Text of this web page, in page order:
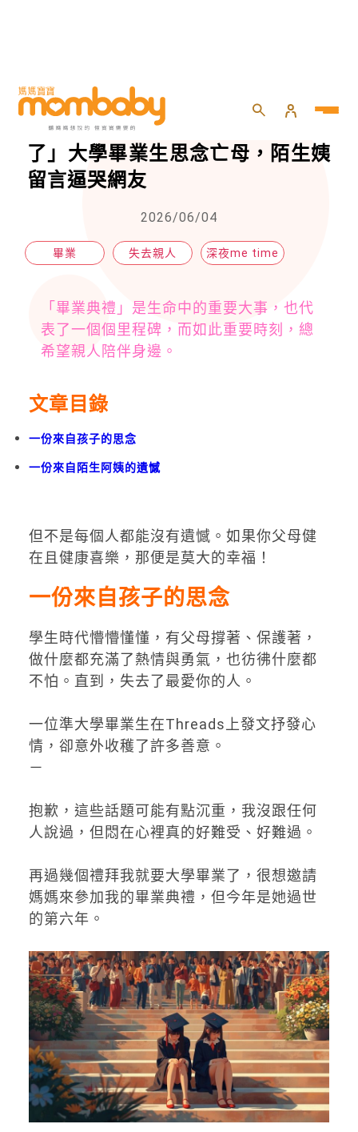
HOME momself
「媽媽不會再參與我的人生大事
了」大學畢業生思念亡母，陌生姨
留言逼哭網友
2026/06/04
畢業 失去親人 深夜me time
「畢業典禮」是生命中的重要大事，也代
表了一個個里程碑，而如此重要時刻，總
希望親人陪伴身邊。
文章目錄
一份來自孩子的思念
一份來自陌生阿姨的遺憾
但不是每個人都能沒有遺憾。如果你父母健
在且健康喜樂，那便是莫大的幸福！
一份來自孩子的思念
學生時代懵懵懂懂，有父母撐著、保護著，
做什麼都充滿了熱情與勇氣，也彷彿什麼都
不怕。直到，失去了最愛你的人。
一位準大學畢業生在Threads上發文抒發心
情，卻意外收穫了許多善意。
－
抱歉，這些話題可能有點沉重，我沒跟任何
人說過，但悶在心裡真的好難受、好難過。
再過幾個禮拜我就要大學畢業了，很想邀請
媽媽來參加我的畢業典禮，但今年是她過世
的第六年。